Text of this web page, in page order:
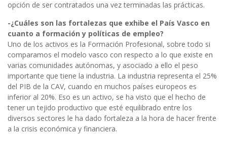
opción de ser contratados una vez terminadas las prácticas.
-¿Cuáles son las fortalezas que exhibe el País Vasco en
cuanto a formación y políticas de empleo?
Uno de los activos es la Formación Profesional, sobre todo si
comparamos el modelo vasco con respecto a lo que existe en
varias comunidades autónomas, y asociado a ello el peso
importante que tiene la industria. La industria representa el 25%
del PIB de la CAV, cuando en muchos países europeos es
inferior al 20%. Eso es un activo, se ha visto que el hecho de
tener un tejido productivo que esté equilibrado entre los
diversos sectores le ha dado fortaleza a la hora de hacer frente
a la crisis económica y financiera.